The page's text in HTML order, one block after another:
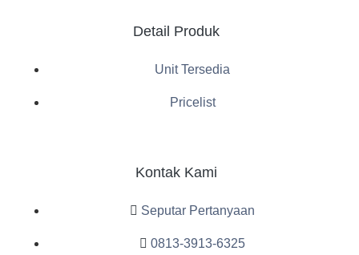
Detail Produk
Unit Tersedia
Pricelist
Kontak Kami
Seputar Pertanyaan
0813-3913-6325